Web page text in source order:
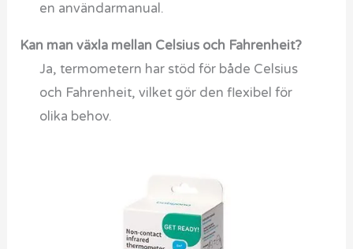
en användarmanual.
Kan man växla mellan Celsius och Fahrenheit?
Ja, termometern har stöd för både Celsius
och Fahrenheit, vilket gör den flexibel för
olika behov.